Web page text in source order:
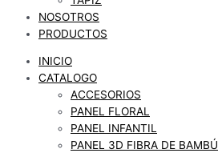
NOSOTROS
PRODUCTOS
INICIO
CATALOGO
ACCESORIOS
PANEL FLORAL
PANEL INFANTIL
PANEL 3D FIBRA DE BAMBÚ